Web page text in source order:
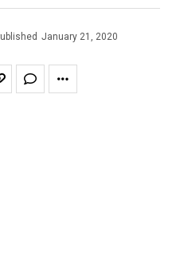
January 21, 2020